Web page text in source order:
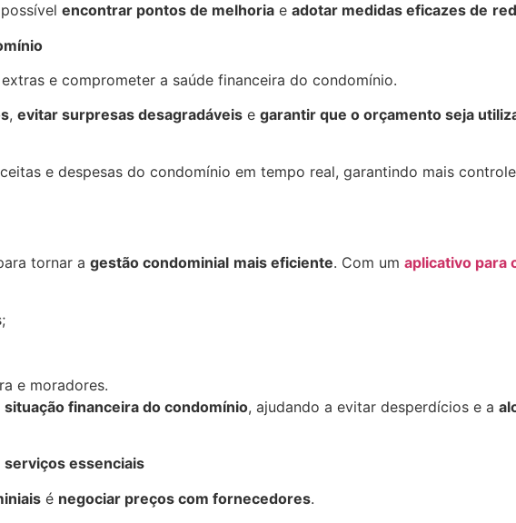
encontrar pontos de melhoria e adotar medidas eficazes de
e comprometer a saúde financeira do condomínio.
, evitar surpresas desagradáveis e garantir que o orçamento seja
e despesas do condomínio em tempo real, garantindo mais
tornar a gestão condominial mais eficiente. Com um aplicativo para
e moradores.
situação financeira do condomínio, ajudando a evitar desperdícios e a
essenciais
é negociar preços com fornecedores.